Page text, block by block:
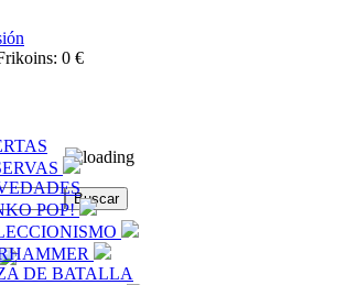
0 €
POP!
DE BATALLA